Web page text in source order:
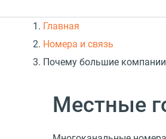
Главная
Номера и связь
Почему большие компании
Местные